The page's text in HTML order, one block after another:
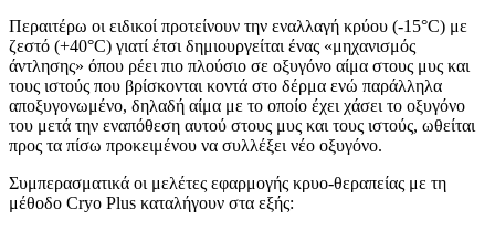
Περαιτέρω οι ειδικοί προτείνουν την εναλλαγή κρύου (-15°C) με
ζεστό (+40°C) γιατί έτσι δημιουργείται ένας «μηχανισμός
άντλησης» όπου ρέει πιο πλούσιο σε οξυγόνο αίμα στους μυς και
τους ιστούς που βρίσκονται κοντά στο δέρμα ενώ παράλληλα
αποξυγονωμένο, δηλαδή αίμα με το οποίο έχει χάσει το οξυγόνο
του μετά την εναπόθεση αυτού στους μυς και τους ιστούς, ωθείται
προς τα πίσω προκειμένου να συλλέξει νέο οξυγόνο.
Συμπερασματικά οι μελέτες εφαρμογής κρυο-θεραπείας με τη
μέθοδο Cryo Plus καταλήγουν στα εξής: